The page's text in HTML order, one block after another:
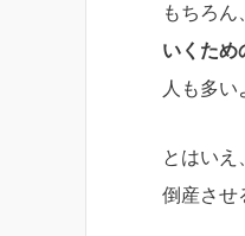
もちろん
いくため
人も多
とはいえ
倒産させ